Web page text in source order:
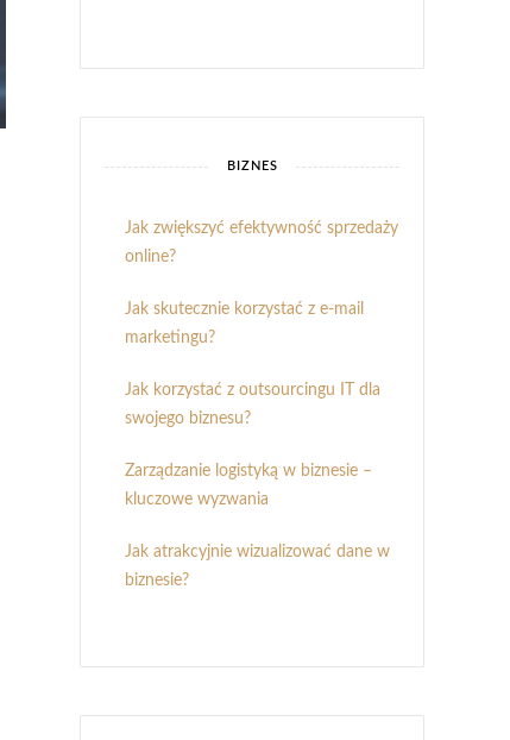
BIZNES
Jak zwiększyć efektywność sprzedaży
online?
Jak skutecznie korzystać z e-mail
marketingu?
Jak korzystać z outsourcingu IT dla
swojego biznesu?
Zarządzanie logistyką w biznesie –
kluczowe wyzwania
Jak atrakcyjnie wizualizować dane w
biznesie?